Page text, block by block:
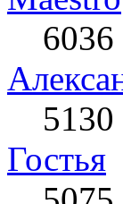
6036
5130
Гостья